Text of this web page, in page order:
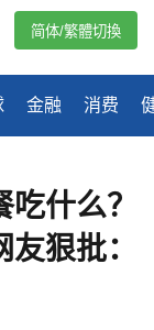
金融 消费
简体/繁體切換
什么？
狠批：